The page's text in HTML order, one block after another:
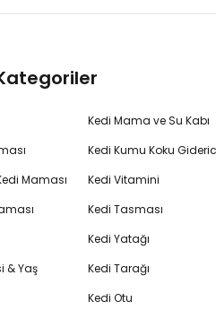
Maması
& Yaş
Kedi Mama ve Su Kabı
Kedi Kumu Koku
Kedi Vitamini
Kedi Tasması
Kedi Yatağı
Kedi Tarağı
Kedi Otu